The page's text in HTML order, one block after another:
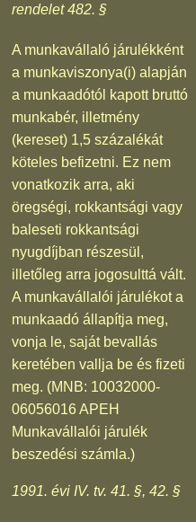
rendelet 482. §
A munkavállaló járulékként
a munkaviszonya(i) alapján
a munkaadótól kapott bruttó
munkabér, illetmény
(kereset) 1,5 százalékát
köteles befizetni. Ez nem
vonatkozik arra, aki
öregségi, rokkantsági vagy
baleseti rokkantsági
nyugdíjban részesül,
illetőleg arra jogosulttá vált.
A munkavállalói járulékot a
munkaadó állapítja meg,
vonja le, saját bevallás
keretében vallja be és fizeti
meg. (MNB: 10032000-
06056016 APEH
Munkavállalói járulék
beszedési számla.)
1991. évi IV. tv. 41. §, 42. §